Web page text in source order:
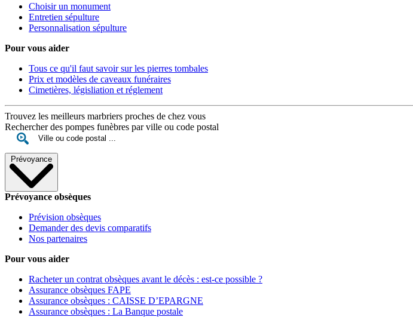
Choisir un monument
Entretien sépulture
Personnalisation sépulture
Pour vous aider
Tous ce qu'il faut savoir sur les pierres tombales
Prix et modèles de caveaux funéraires
Cimetières, législiation et réglement
Trouvez les meilleurs marbriers proches de chez vous
Rechercher des pompes funèbres par ville ou code postal
Prévoyance
Prévoyance obsèques
Prévision obsèques
Demander des devis comparatifs
Nos partenaires
Pour vous aider
Racheter un contrat obsèques avant le décès : est-ce possible ?
Assurance obsèques FAPE
Assurance obsèques : CAISSE D’EPARGNE
Assurance obsèques : La Banque postale